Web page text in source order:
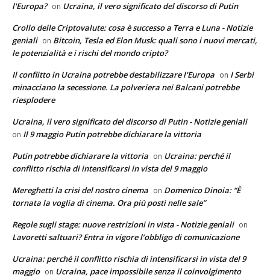
l'Europa? on Ucraina, il vero significato del discorso di Putin
Crollo delle Criptovalute: cosa è successo a Terra e Luna - Notizie
geniali on Bitcoin, Tesla ed Elon Musk: quali sono i nuovi mercati,
le potenzialità e i rischi del mondo cripto?
Il conflitto in Ucraina potrebbe destabilizzare l'Europa on I Serbi
minacciano la secessione. La polveriera nei Balcani potrebbe
riesplodere
Ucraina, il vero significato del discorso di Putin - Notizie geniali
on Il 9 maggio Putin potrebbe dichiarare la vittoria
Putin potrebbe dichiarare la vittoria on Ucraina: perché il
conflitto rischia di intensificarsi in vista del 9 maggio
Mereghetti la crisi del nostro cinema on Domenico Dinoia: “È
tornata la voglia di cinema. Ora più posti nelle sale”
Regole sugli stage: nuove restrizioni in vista - Notizie geniali on
Lavoretti saltuari? Entra in vigore l’obbligo di comunicazione
Ucraina: perché il conflitto rischia di intensificarsi in vista del 9
maggio on Ucraina, pace impossibile senza il coinvolgimento